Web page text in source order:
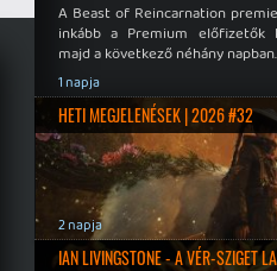
A Beast of Reincarnation
inkább a Premium előfizetők
majd a következő néhány napban.
1 napja
HETI MEGJELENÉSEK | 2026 #32
2 napja
IAN LIVINGSTONE - A VÉR-SZIGET